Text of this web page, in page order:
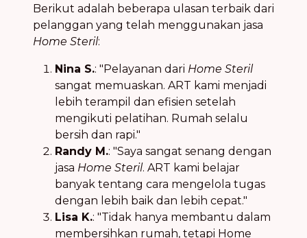
Berikut adalah beberapa ulasan terbaik dari
pelanggan yang telah menggunakan jasa
Home Steril:
Nina S.: "Pelayanan dari Home Steril
sangat memuaskan. ART kami menjadi
lebih terampil dan efisien setelah
mengikuti pelatihan. Rumah selalu
bersih dan rapi."
Randy M.: "Saya sangat senang dengan
jasa Home Steril. ART kami belajar
banyak tentang cara mengelola tugas
dengan lebih baik dan lebih cepat."
Lisa K.: "Tidak hanya membantu dalam
membersihkan rumah, tetapi Home